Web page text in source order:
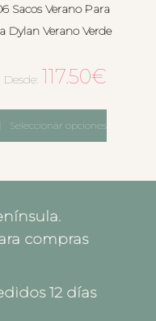
Sacos Verano Para
Dylan Verano Verde
Desde: 117.50€
Seleccionar opciones
la Península.
compras
12 días